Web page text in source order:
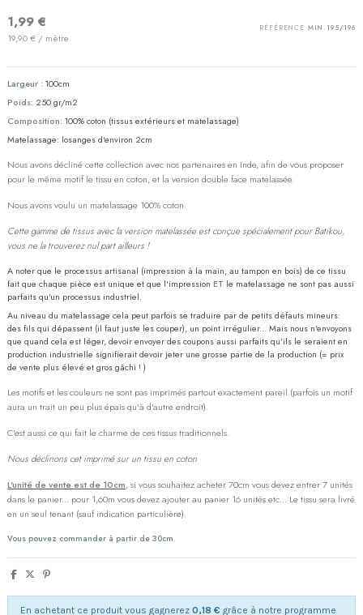
RÉFÉRENCE MIN.195/196
1,99 €
19,90 € / mètre
Largeur : 100cm
Poids: 250 gr/m2
Composition: 100% coton (tissus extérieurs et matelassage)
Matelassage: losanges d'environ 2cm
Nous avons décliné cette collection avec nos partenaires en Inde, afin de vous proposer
pour le même motif le tissu en coton, et la version double face matelassée.
Nous avons voulu un matelassage 100% coton.
Cette gamme de tissus avec la version matelassée est conçue spécialement pour Batikou,
vous ne la trouverez nul part ailleurs !
A noter que le processus artisanal (impression à la main, au tampon en bois) de ce tissu
fait que chaque pièce est unique et que l'impression ET le matelassage ne sont pas aussi
parfaits qu'un processus industriel.
Au niveau du matelassage cela peut parfois se traduire par de petits défauts mineurs:
des fils qui dépassent (il faut juste les couper), un point irrégulier... Mais nous n'envoyons
que quand cela est léger, devoir envoyer des coupons aussi parfaits qu'ils le seraient en
production industrielle signifierait devoir jeter une grosse partie de la production (= prix
de vente plus élevé et gros gâchi ! )
Les motifs et les couleurs ne sont pas imprimés partout exactement pareil (parfois un motif
aura un trait un peu plus épais qu'à d'autre endroit).
C'est aussi ce qui fait le charme de ces tissus traditionnels.
Nous déclinons cet imprimé sur un tissu en coton
L'unité de vente est de 10cm, si vous souhaitez acheter 70cm vous devez entrer 7 unités
dans le panier... pour 1,60m vous devez ajouter au panier 16 unités etc... Le tissu sera livré
en un seul tenant (sauf indication particulière).
Vous pouvez commander à partir de 30cm.
En achetant ce produit vous gagnerez 0,18 € grâce à notre programme